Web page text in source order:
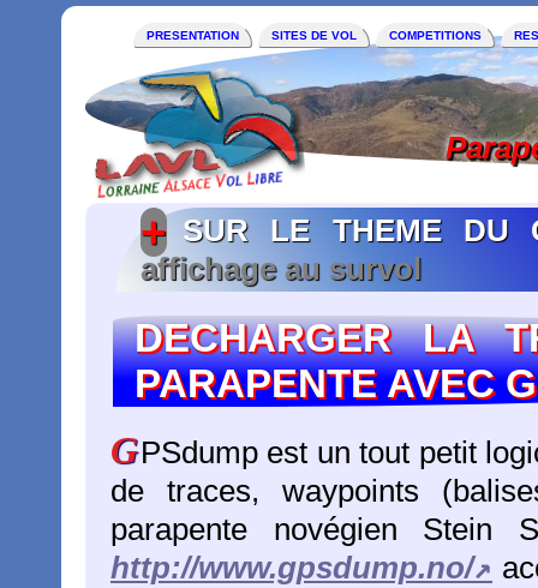
PRESENTATION SITES DE VOL COMPETITIONS
SUR LE THEME DU
DECHARGER LA
PARAPENTE AVEC
GPSdump est un tout petit
de traces, waypoints
parapente novégien Stein
http://www.gpsdump.no/